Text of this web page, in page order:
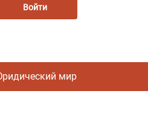
Войти
мир